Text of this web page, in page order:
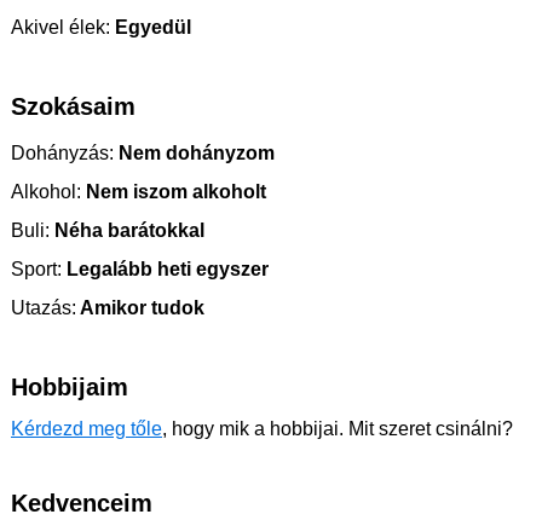
Akivel élek: Egyedül
Szokásaim
Dohányzás: Nem dohányzom
Alkohol: Nem iszom alkoholt
Buli: Néha barátokkal
Sport: Legalább heti egyszer
Utazás: Amikor tudok
Hobbijaim
Kérdezd meg tőle, hogy mik a hobbijai. Mit szeret csinálni?
Kedvenceim